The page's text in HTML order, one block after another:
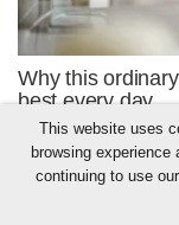
This website uses
browsing
continuing to use